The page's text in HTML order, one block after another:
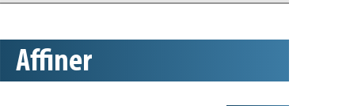
Appels à projets
affiner